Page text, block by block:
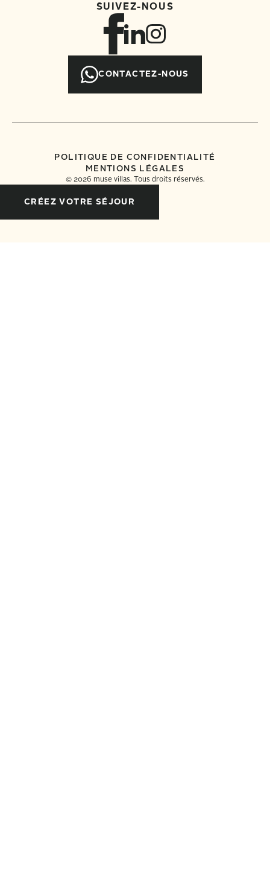
SUIVEZ-NOUS
CONTACTEZ-NOUS
POLITIQUE DE CONFIDENTIALITÉ
MENTIONS LÉGALES
© 2026 muse villas. Tous droits réservés.
CRÉEZ VOTRE SÉJOUR